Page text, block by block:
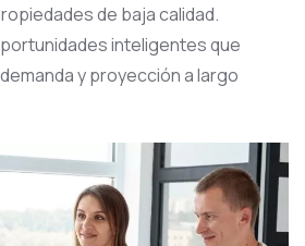
de baja calidad.
inteligentes que
y proyección a largo